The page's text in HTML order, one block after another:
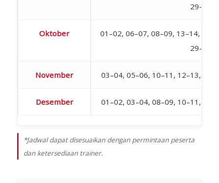
29–30
Oktober
01–02, 06–07, 08–09, 13–14,
29–30
November 03–04, 05–06, 10–11, 12–13,
Desember 01–02, 03–04, 08–09, 10–11,
*Jadwal dapat disesuaikan dengan permintaan peserta
dan ketersediaan trainer.